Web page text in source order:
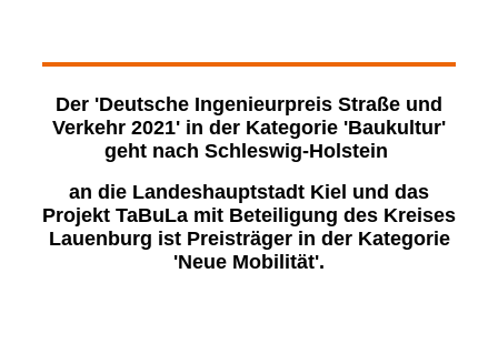
Der 'Deutsche Ingenieurpreis Straße und
Verkehr 2021' in der Kategorie 'Baukultur'
geht nach Schleswig-Holstein
an die Landeshauptstadt Kiel und das
Projekt TaBuLa mit Beteiligung des Kreises
Lauenburg ist Preisträger in der Kategorie
'Neue Mobilität'.